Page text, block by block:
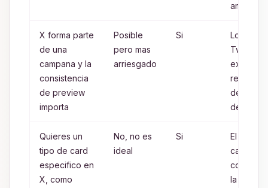
amplia
X forma parte
de una
campana y la
consistencia
de preview
importa
Posible
pero mas
arriesgado
Si
Los
Twitter
explicitos
reducen
del
Quieres un
tipo de card
especifico en
X, como
No, no es
ideal
Si
El tipo de
card se
controla
la capa